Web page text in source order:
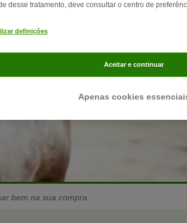
bem na sua compra.
desse tratamento, deve consultar o centro de
definições
Apenas cookies
Aceitar e continuar